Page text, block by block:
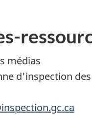
médias
d'inspection